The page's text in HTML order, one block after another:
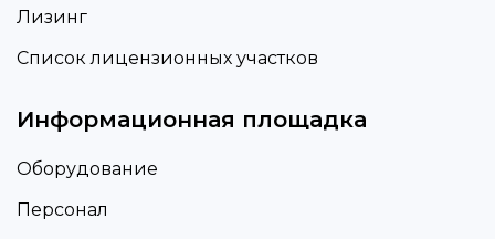
Лизинг
Список лицензионных участков
Информационная площадка
Оборудование
Персонал